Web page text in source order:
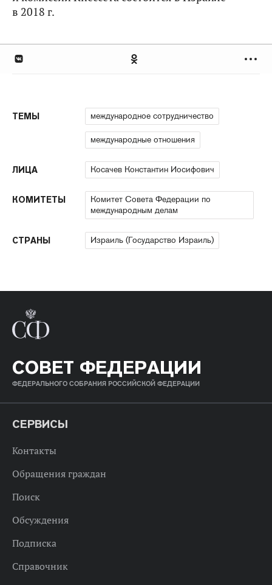
в 2018 г.
ТЕМЫ международное сотрудничество
международные отношения
ЛИЦА Косачев Константин Иосифович
КОМИТЕТЫ
Комитет Совета Федерации по
международным делам
СТРАНЫ Израиль (Государство Израиль)
СОВЕТ ФЕДЕРАЦИИ
ФЕДЕРАЛЬНОГО СОБРАНИЯ РОССИЙСКОЙ ФЕДЕРАЦИИ
СЕРВИСЫ
Контакты
Обращения граждан
Поиск
Обсуждения
Подписка
Справочник